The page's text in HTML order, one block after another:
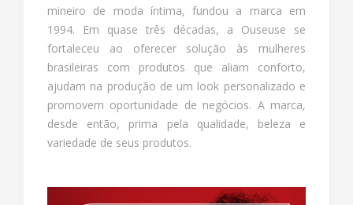
mineiro de moda íntima, fundou a marca em
1994. Em quase três décadas, a Ouseuse se
fortaleceu ao oferecer solução às mulheres
brasileiras com produtos que aliam conforto,
ajudam na produção de um look personalizado e
promovem oportunidade de negócios. A marca,
desde então, prima pela qualidade, beleza e
variedade de seus produtos.